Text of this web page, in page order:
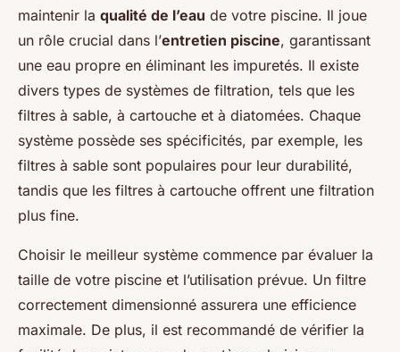
maintenir la qualité de l’eau de votre piscine. Il joue
un rôle crucial dans l’entretien piscine, garantissant
une eau propre en éliminant les impuretés. Il existe
divers types de systèmes de filtration, tels que les
filtres à sable, à cartouche et à diatomées. Chaque
système possède ses spécificités, par exemple, les
filtres à sable sont populaires pour leur durabilité,
tandis que les filtres à cartouche offrent une filtration
plus fine.
Choisir le meilleur système commence par évaluer la
taille de votre piscine et l’utilisation prévue. Un filtre
correctement dimensionné assurera une efficience
maximale. De plus, il est recommandé de vérifier la